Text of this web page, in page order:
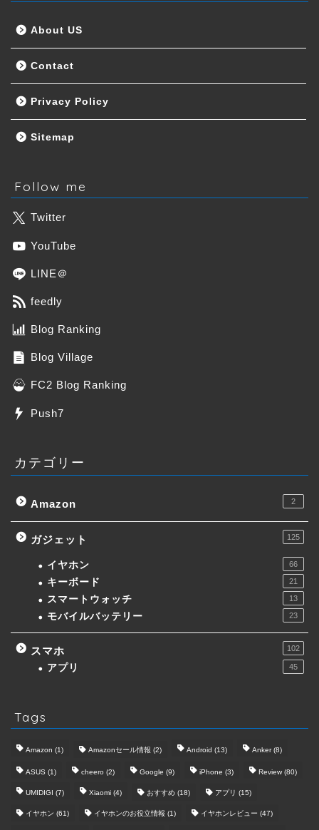
About US
Contact
Privacy Policy
Sitemap
Follow me
Twitter
YouTube
LINE＠
feedly
Blog Ranking
Blog Village
FC2 Blog Ranking
Push7
カテゴリー
Amazon 2
ガジェット 125
イヤホン 66
キーボード 21
スマートウォッチ 13
モバイルバッテリー 23
スマホ 102
アプリ 45
Tags
Amazon (1) Amazonセール情報 (2) Android (13) Anker(8)
ASUS (1) cheero (2) Google (9) iPhone (3) Review (80)
UMIDIGI (7) Xiaomi (4) おすすめ (18) アプリ (15)
イヤホン (61) イヤホンのお役立情報 (1) イヤホンレビュー (47)